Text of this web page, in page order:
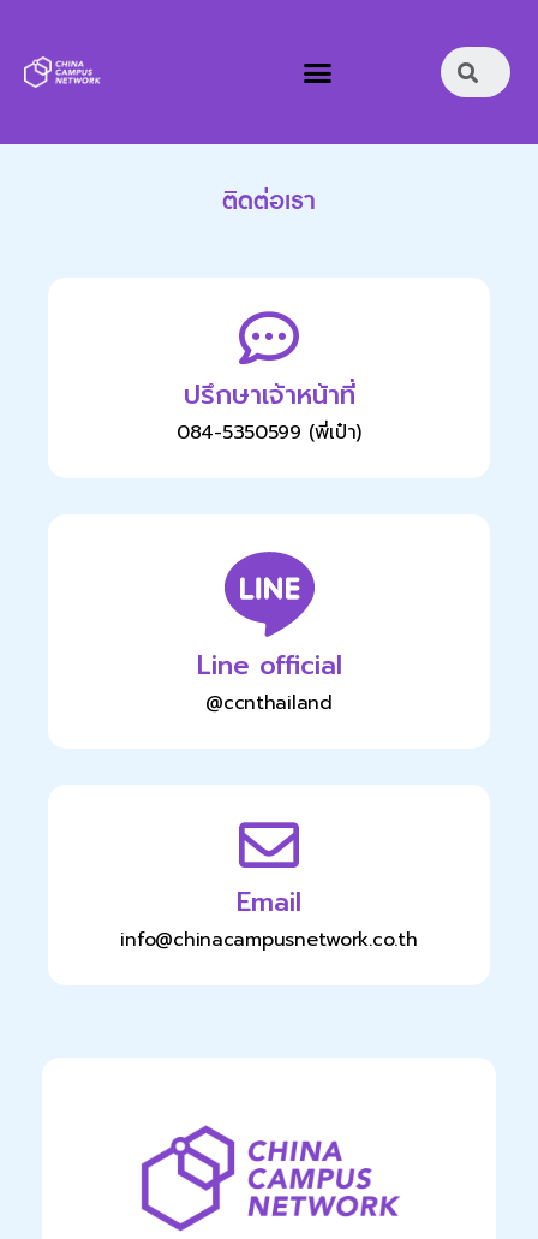
ติดต่อเรา
ปรึกษาเจ้าหน้าที่
084-5350599 (พี่เป๋า)
Line official
@ccnthailand
Email
info@chinacampusnetwork.co.th